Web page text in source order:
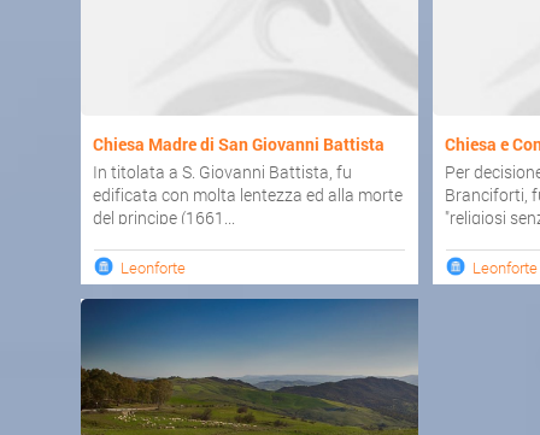
Chiesa Madre di San Giovanni Battista
In titolata a S. Giovanni Battista, fu
edificata con molta lentezza ed alla morte
del principe (1661...
Leonforte
Chiesa e
Per
Branciforti,
"religiosi
Leonforte